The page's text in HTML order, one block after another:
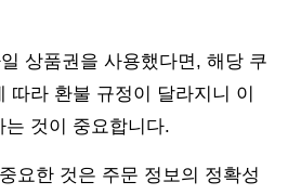
상품권을 사용했다면, 해당 쿠
따라 환불 규정이 달라지니 이
것이 중요합니다.
요한 것은 주문 정보의 정확성